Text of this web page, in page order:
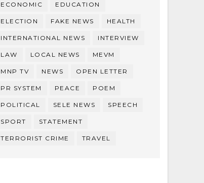
ECONOMIC EDUCATION
ELECTION FAKE NEWS HEALTH
INTERNATIONAL NEWS INTERVIEW
LAW LOCAL NEWS MEVM
MNP TV NEWS OPEN LETTER
PR SYSTEM PEACE POEM
POLITICAL SELE NEWS SPEECH
SPORT STATEMENT
TERRORIST CRIME TRAVEL